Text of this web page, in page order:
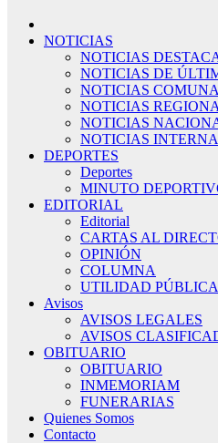
NOTICIAS
NOTICIAS
NOTICIAS DE
NOTICIAS
NOTICIAS
NOTICIAS
NOTICIAS
DEPORTES
Deportes
MINUTO
EDITORIAL
Editorial
CARTAS AL
OPINIÓN
COLUMNA
UTILIDAD PÚBLICA
Avisos
AVISOS LEGALES
AVISOS
OBITUARIO
OBITUARIO
INMEMORIAM
FUNERARIAS
Quienes Somos
Contacto